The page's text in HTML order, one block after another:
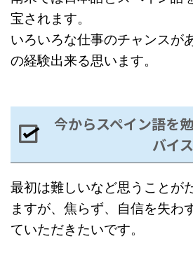
宝されます。
いろいろな仕事のチャンスが
の経験出来る思います。
今からスペイン語を
バイス
最初は難しいなど思うことが
ますが、焦らず、自信を失わ
ていただきたいです。